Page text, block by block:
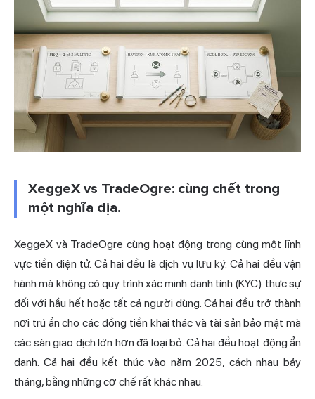
XeggeX vs TradeOgre: cùng chết trong
một nghĩa địa.
XeggeX và TradeOgre cùng hoạt động trong cùng một lĩnh
vực tiền điện tử. Cả hai đều là dịch vụ lưu ký. Cả hai đều vận
hành mà không có quy trình xác minh danh tính (KYC) thực sự
đối với hầu hết hoặc tất cả người dùng. Cả hai đều trở thành
nơi trú ẩn cho các đồng tiền khai thác và tài sản bảo mật mà
các sàn giao dịch lớn hơn đã loại bỏ. Cả hai đều hoạt động ẩn
danh. Cả hai đều kết thúc vào năm 2025, cách nhau bảy
tháng, bằng những cơ chế rất khác nhau.